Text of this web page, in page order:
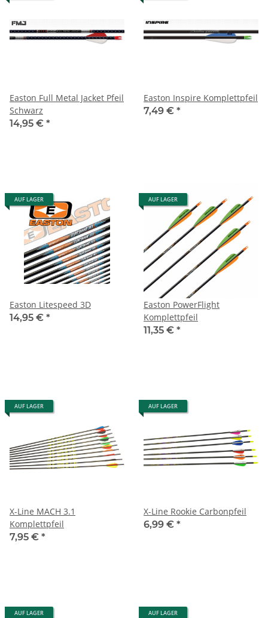
Easton Full Metal Jacket Pfeil
Schwarz
14,95 € *
Easton Inspire Komplettpfeil
7,49 € *
AUF LAGER
Easton Litespeed 3D
14,95 € *
AUF LAGER
Easton PowerFlight
Komplettpfeil
11,35 € *
AUF LAGER
X-Line MACH 3.1
Komplettpfeil
7,95 € *
AUF LAGER
X-Line Rookie Carbonpfeil
6,99 € *
AUF LAGER AUF LAGER